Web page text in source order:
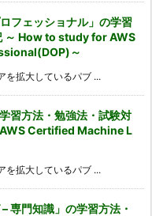
フェッショナル」の学習
～ How to study for AWS
～
を拡大しているパブ ...
習方法・勉強法・試験対
Certified Machine L
を拡大しているパブ ...
専門知識」の学習方法・